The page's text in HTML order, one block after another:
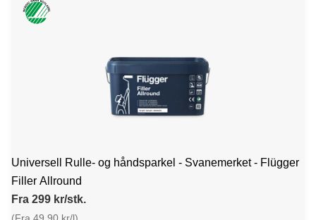
Universell Rulle- og håndsparkel - Svanemerket - Flügger
Filler Allround
Fra 299 kr/stk.
(Fra 49,90 kr/l)